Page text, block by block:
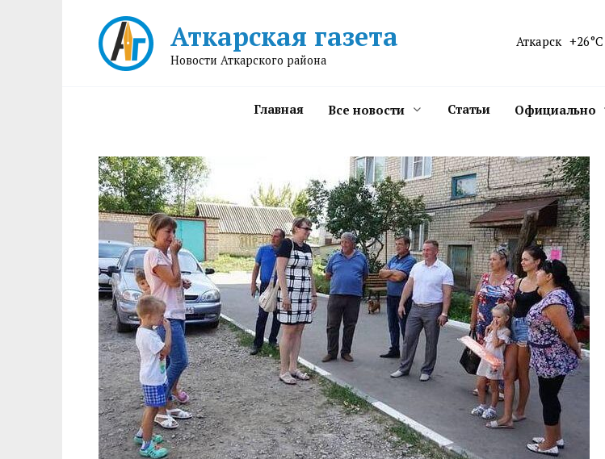
Аткарская газета
Новости Аткарского района
Аткарск +26°C
Главная Все новости Статьи Официально